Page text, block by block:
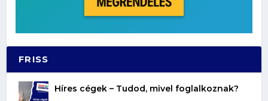
FRISS
Híres cégek – Tudod, mivel foglalkoznak?